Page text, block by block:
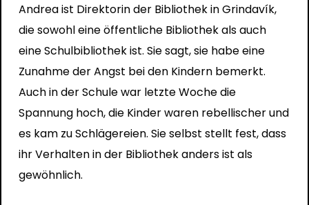
Andrea ist Direktorin der Bibliothek in Grindavík,
die sowohl eine öffentliche Bibliothek als auch
eine Schulbibliothek ist. Sie sagt, sie habe eine
Zunahme der Angst bei den Kindern bemerkt.
Auch in der Schule war letzte Woche die
Spannung hoch, die Kinder waren rebellischer und
es kam zu Schlägereien. Sie selbst stellt fest, dass
ihr Verhalten in der Bibliothek anders ist als
gewöhnlich.